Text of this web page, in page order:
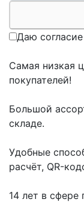
Даю
Самая низкая
покупателей!
Большой
складе.
Удобные
расчёт, QR-
14 лет в